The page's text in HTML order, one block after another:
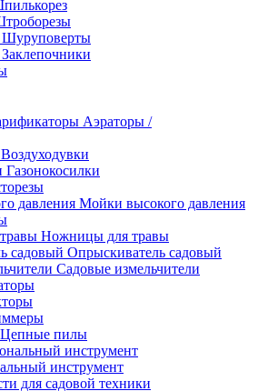
Шуруповерты
Заклепочники
Аэраторы /
Воздуходувки
Газонокосилки
Мойки высокого давления
Ножницы для травы
Опрыскиватель садовый
Садовые измельчители
Цепные пилы
инструмент